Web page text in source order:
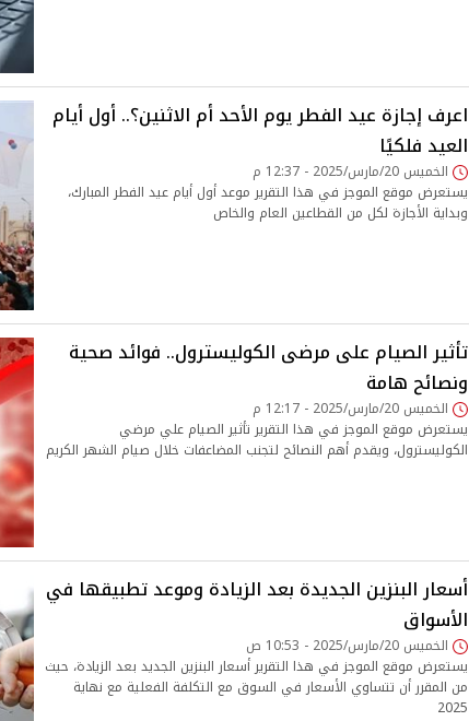
اعرف إجازة عيد الفطر يوم الأحد أم الاثنين؟.. أول أيام
العيد فلكيًا
الخميس 20/مارس/2025 - 12:37 م
يستعرض موقع الموجز في هذا التقرير موعد أول أيام عيد الفطر المبارك،
وبداية الأجازة لكل من القطاعين العام والخاص
تأثير الصيام على مرضى الكوليسترول.. فوائد صحية
ونصائح هامة
الخميس 20/مارس/2025 - 12:17 م
يستعرض موقع الموجز في هذا التقرير تأثير الصيام علي مرضي
الكوليسترول، ويقدم أهم النصائح لتجنب المضاعفات خلال صيام الشهر الكريم
أسعار البنزين الجديدة بعد الزيادة وموعد تطبيقها في
الأسواق
الخميس 20/مارس/2025 - 10:53 ص
يستعرض موقع الموجز في هذا التقرير أسعار البنزين الجديد بعد الزيادة، حيث
من المقرر أن تتساوي الأسعار في السوق مع التكلفة الفعلية مع نهاية
2025